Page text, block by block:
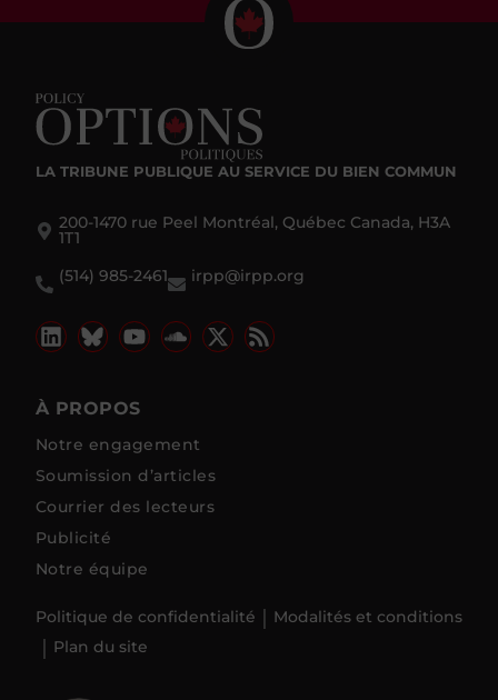
LA TRIBUNE PUBLIQUE AU SERVICE DU BIEN COMMUN
200-1470 rue Peel Montréal, Québec Canada, H3A
1T1
(514) 985-2461
irpp@irpp.org
À PROPOS
Notre engagement
Soumission d’articles
Courrier des lecteurs
Publicité
Notre équipe
Politique de confidentialité
Modalités et conditions
Plan du site